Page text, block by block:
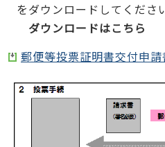
をダウンロードしてくださ
ダウンロードはこちら
郵便等投票証明書交付申請